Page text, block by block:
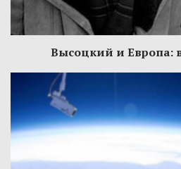
Высоцкий и Европа: